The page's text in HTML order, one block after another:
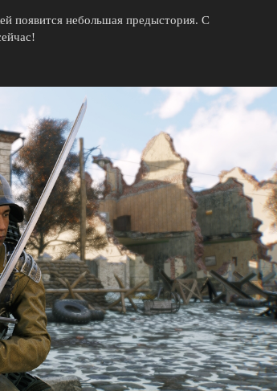
появится небольшая предыстория. С